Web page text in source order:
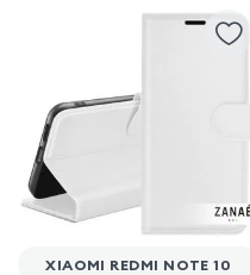
XIAOMI REDMI NOTE 10